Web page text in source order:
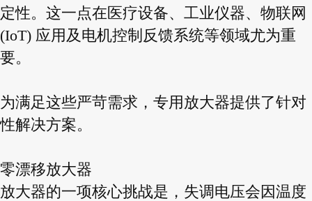
定性。这一点在医疗设备、工业仪器、物联网
(IoT) 应用及电机控制反馈系统等领域尤为重
要。
为满足这些严苛需求，专用放大器提供了针对
性解决方案。
零漂移放大器
放大器的一项核心挑战是，失调电压会因温度